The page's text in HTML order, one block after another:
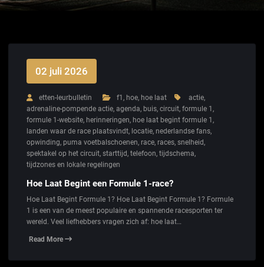
02 juli 2026
etten-leurbulletin f1 , hoe, hoe laat actie,
adrenaline-pompende actie, agenda, buis, circuit, formule 1 ,
formule 1-website, herinneringen, hoe laat begint formule 1 ,
landen waar de race plaatsvindt, locatie, nederlandse fans,
opwinding, puma voetbalschoenen, race, races, snelheid,
spektakel op het circuit, starttijd, telefoon, tijdschema,
tijdzones en lokale regelingen
Hoe Laat Begint een Formule 1-race?
Hoe Laat Begint Formule 1? Hoe Laat Begint Formule 1? Formule
1 is een van de meest populaire en spannende racesporten ter
wereld. Veel liefhebbers vragen zich af: hoe laat…
Read More